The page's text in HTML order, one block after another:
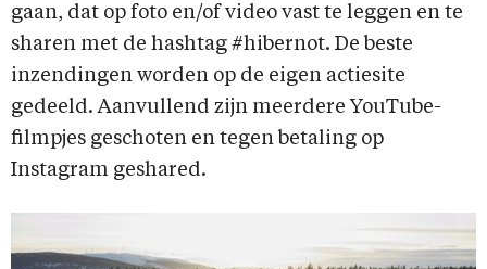
gaan, dat op foto en/of video vast te leggen en te
sharen met de hashtag #hibernot. De beste
inzendingen worden op de eigen actiesite
gedeeld. Aanvullend zijn meerdere YouTube-
filmpjes geschoten en tegen betaling op
Instagram geshared.